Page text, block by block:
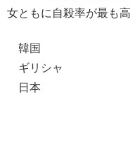
女ともに自殺率が最も
韓国
ギリシャ
日本